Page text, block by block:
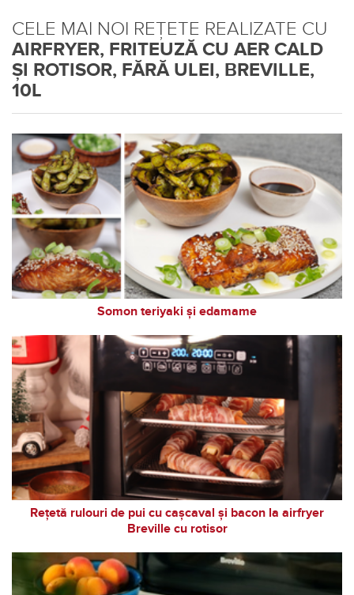
CELE MAI NOI REȚETE REALIZATE CU
AIRFRYER, FRITEUZĂ CU AER CALD
ȘI ROTISOR, FĂRĂ ULEI, BREVILLE,
10L
Somon teriyaki și edamame
Rețetă rulouri de pui cu cașcaval și bacon la airfryer
Breville cu rotisor